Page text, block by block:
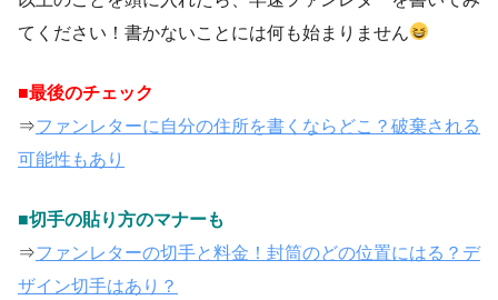
てください！書かないことには何も始まりません
■最後のチェック
⇒ファンレターに自分の住所を書くならどこ？破棄される
可能性もあり
■切手の貼り方のマナーも
⇒ファンレターの切手と料金！封筒のどの位置にはる？デ
ザイン切手はあり？